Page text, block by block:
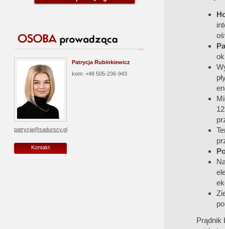
Patrycja Rubinkiewicz
kom: +48 505-236-943
patrycja@sadurscy.pl
Kontakt
Prądnik